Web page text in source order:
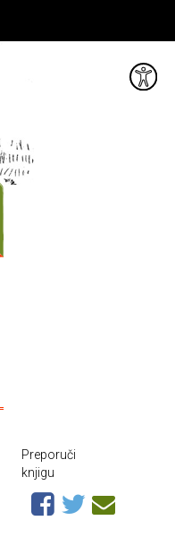
Preporuči
knjigu